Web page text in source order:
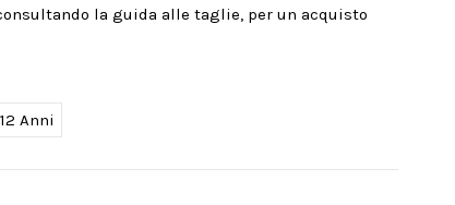
la guida alle taglie, per un acquisto
12 Anni